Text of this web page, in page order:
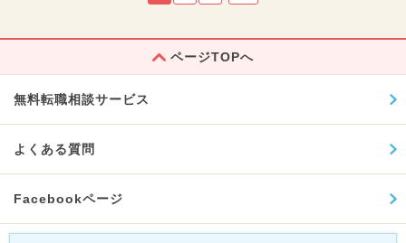
ページTOPへ
無料転職相談サービス
よくある質問
Facebookページ